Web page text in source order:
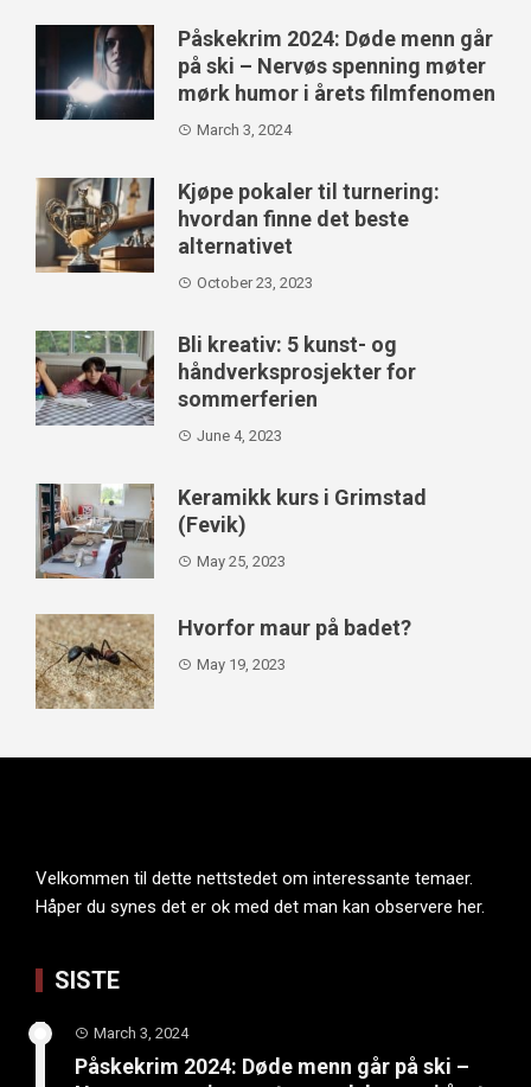
Påskekrim 2024: Døde menn går
på ski – Nervøs spenning møter
mørk humor i årets filmfenomen
March 3, 2024
Kjøpe pokaler til turnering:
hvordan finne det beste
alternativet
October 23, 2023
Bli kreativ: 5 kunst- og
håndverksprosjekter for
sommerferien
June 4, 2023
Keramikk kurs i Grimstad
(Fevik)
May 25, 2023
Hvorfor maur på badet?
May 19, 2023
Velkommen til dette nettstedet om interessante temaer.
Håper du synes det er ok med det man kan observere her.
SISTE
March 3, 2024
Påskekrim 2024: Døde menn går på ski –